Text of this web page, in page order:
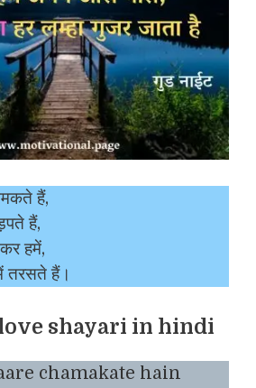
हैं,
हैं,
हमें,
में तरसते हैं।
shayari in hindi
chamakate hain